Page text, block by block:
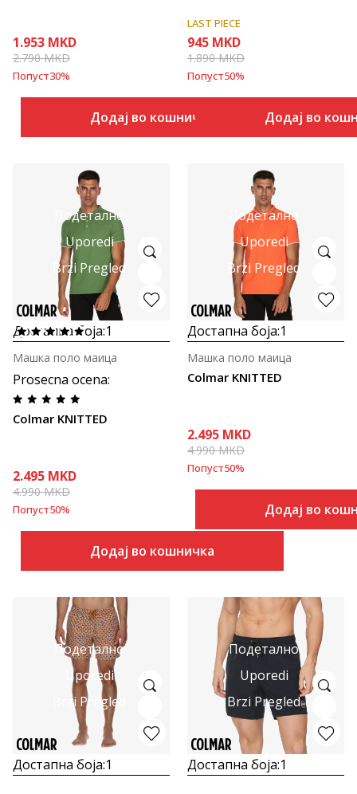
1.953 MKD
2.790MKD
Попуст30%
Додај во кошничка
LAST PIECE
945 MKD
1.890MKD
Попуст50%
Додај во
Подетално
Uporedi
Brzi Pregled
Достапна боја:1
Prosecna ocena:
Colmar KNITTED
Машка поло маица
2.495 MKD
4.990MKD
Попуст50%
Додај во кошничка
Подетално
Uporedi
Brzi Pregled
Достапна боја:1
Colmar KNITTED
Машка поло маица
2.495 MKD
4.990MKD
Попуст50%
Додај во
Подетално
Uporedi
Brzi Pregled
Достапна боја:1
Подетално
Uporedi
Brzi Pregled
Достапна боја:1